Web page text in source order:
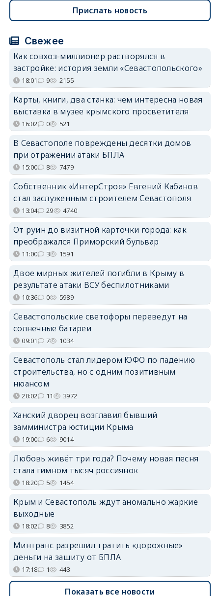
Прислать новость
Свежее
Как совхоз-миллионер растворялся в
застройке: история земли «Севастопольского»
18:01 9 2155
Карты, книги, два станка: чем интересна новая
выставка в музее крымского просветителя
16:02 0 521
В Севастополе повреждены десятки домов
при отражении атаки БПЛА
15:00 8 7479
Собственник «ИнтерСтроя» Евгений Кабанов
стал заслуженным строителем Севастополя
13:04 29 4740
От руин до визитной карточки города: как
преображался Приморский бульвар
11:00 3 1591
Двое мирных жителей погибли в Крыму в
результате атаки ВСУ беспилотниками
10:36 0 5989
Севастопольские светофоры переведут на
солнечные батареи
09:01 7 1034
Севастополь стал лидером ЮФО по падению
строительства, но с одним позитивным
нюансом
20:02 11 3972
Ханский дворец возглавил бывший
замминистра юстиции Крыма
19:00 6 9014
Любовь живёт три года? Почему новая песня
стала гимном тысяч россиянок
18:20 5 1454
Крым и Севастополь ждут аномально жаркие
выходные
18:02 8 3852
Минтранс разрешил тратить «дорожные»
деньги на защиту от БПЛА
17:18 1 443
Показать все новости